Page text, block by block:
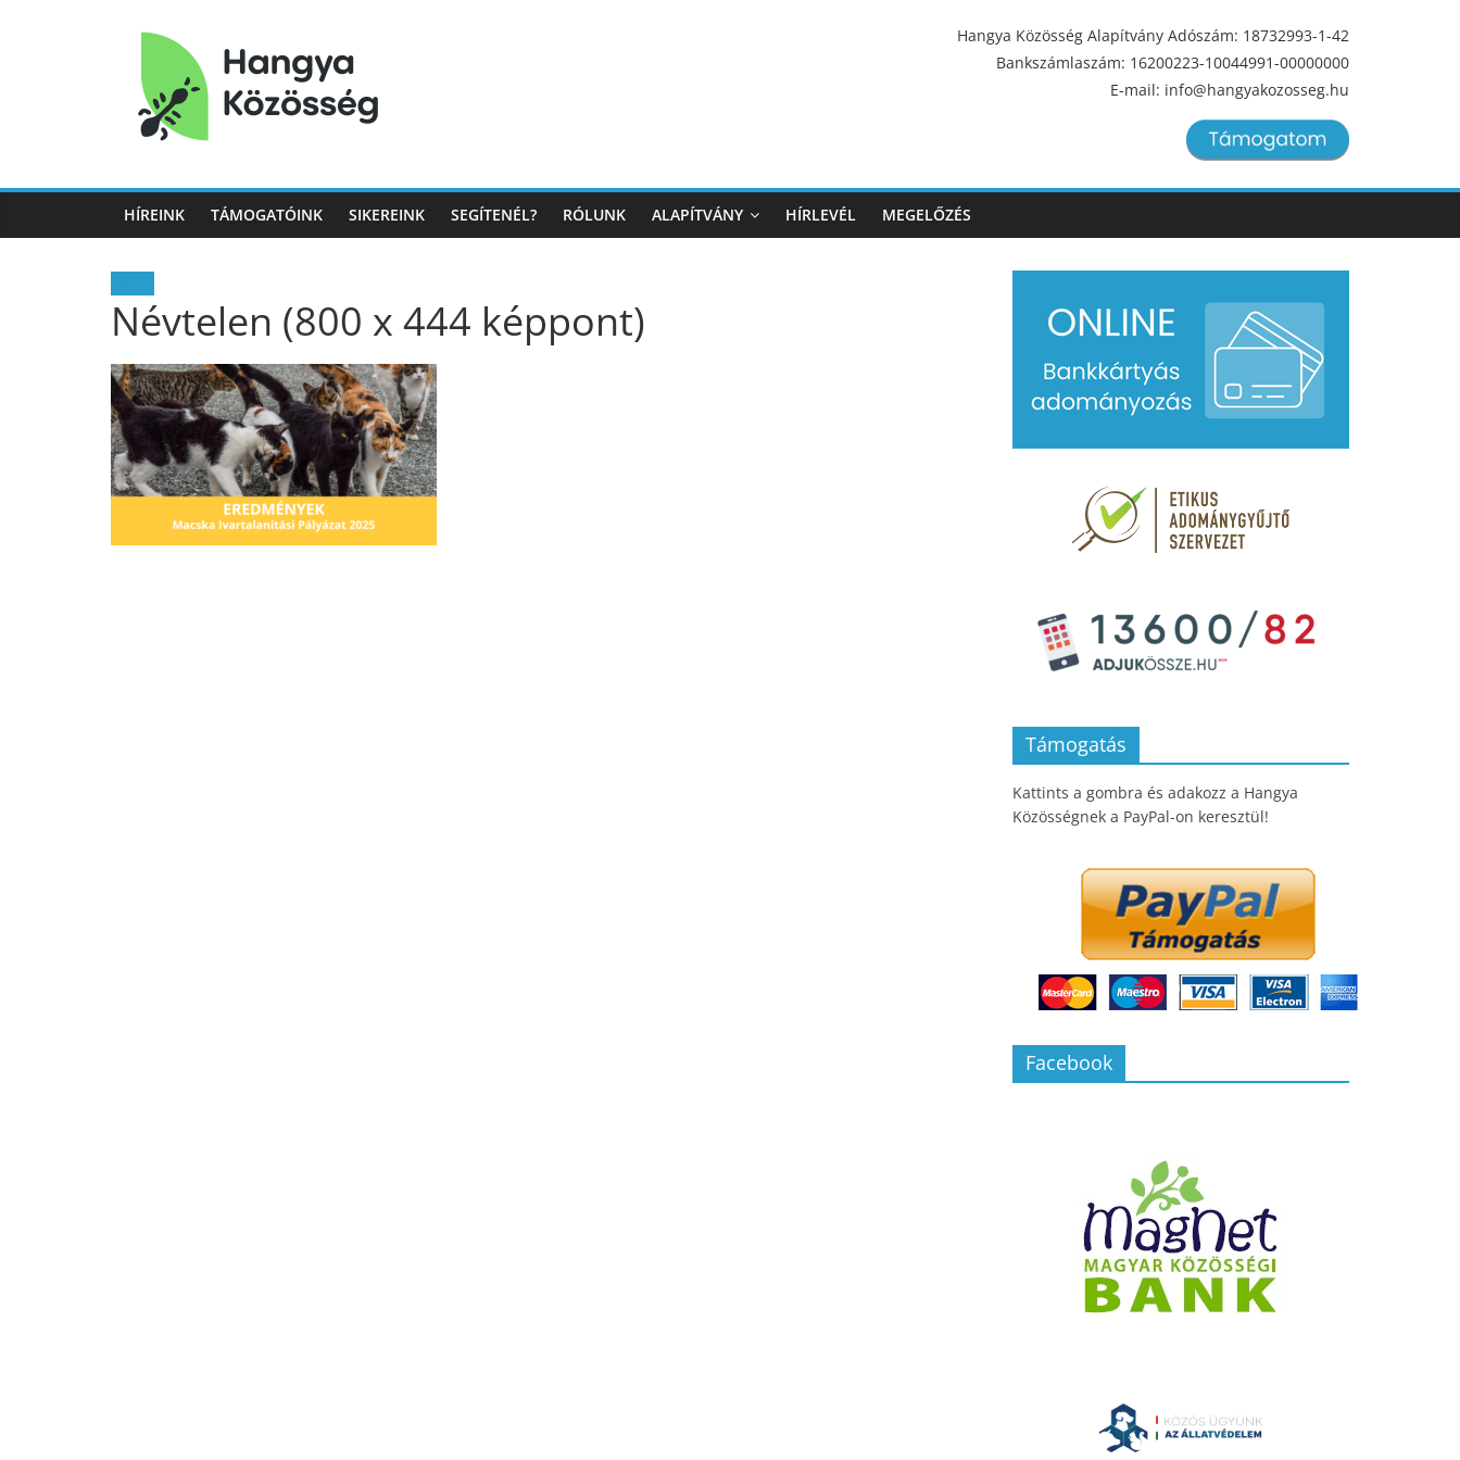
Hangya
Közösség
Hangya
Közösség
Hangya Közösség Alapítvány Adószám: 18732993-1-42
Bankszámlaszám: 16200223-10044991-00000000
E-mail: info@hangyakozosseg.hu
HÍREINK TÁMOGATÓINK SIKEREINK SEGÍTENÉL? RÓLUNK ALAPÍTVÁNY HÍRLEVÉL MEGELŐZÉS
Névtelen (800 x 444 képpont)
Támogatás
Kattints a gombra és adakozz a Hangya
Közösségnek a PayPal-on keresztül!
Facebook